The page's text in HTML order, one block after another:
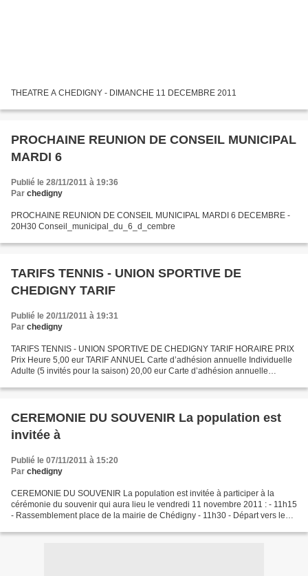
THEATRE A CHEDIGNY - DIMANCHE 11 DECEMBRE 2011
PROCHAINE REUNION DE CONSEIL MUNICIPAL
MARDI 6
Publié le 28/11/2011 à 19:36
Par chedigny
PROCHAINE REUNION DE CONSEIL MUNICIPAL MARDI 6 DECEMBRE -
20H30 Conseil_municipal_du_6_d_cembre
TARIFS TENNIS - UNION SPORTIVE DE
CHEDIGNY TARIF
Publié le 20/11/2011 à 19:31
Par chedigny
TARIFS TENNIS - UNION SPORTIVE DE CHEDIGNY TARIF HORAIRE PRIX
Prix Heure 5,00 eur TARIF ANNUEL Carte d’adhésion annuelle Individuelle
Adulte (5 invités pour la saison) 20,00 eur Carte d’adhésion annuelle
CEREMONIE DU SOUVENIR La population est
invitée à
Publié le 07/11/2011 à 15:20
Par chedigny
CEREMONIE DU SOUVENIR La population est invitée à participer à la
cérémonie du souvenir qui aura lieu le vendredi 11 novembre 2011 : - 11h15
- Rassemblement place de la mairie de Chédigny - 11h30 - Départ vers le